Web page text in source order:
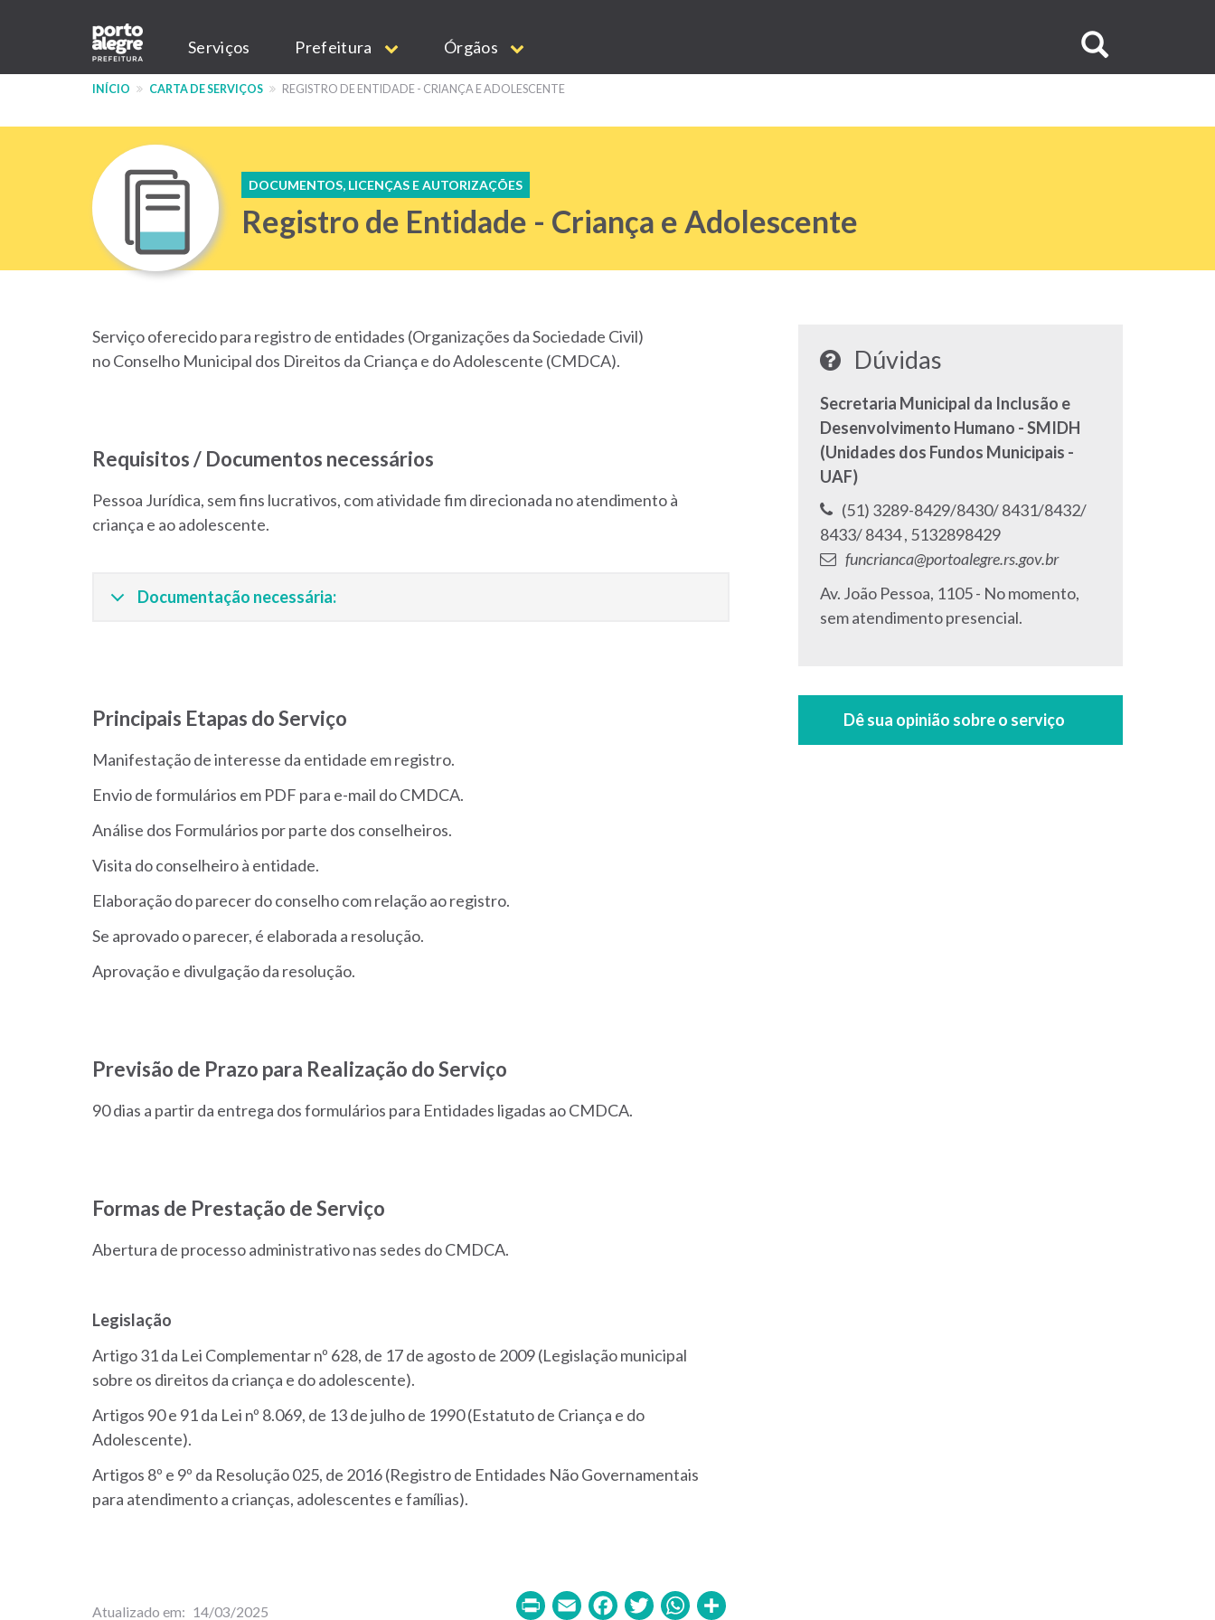
conteúdo
Main
navigation
Serviços Prefeitura Órgãos
no
site
INÍCIO CARTA DE SERVIÇOS REGISTRO DE ENTIDADE - CRIANÇA E ADOLESCENTE
DOCUMENTOS, LICENÇAS E AUTORIZAÇÕES
Registro de Entidade - Criança e Adolescente
Serviço oferecido para registro de entidades (Organizações da Sociedade Civil)
no Conselho Municipal dos Direitos da Criança e do Adolescente (CMDCA).
Requisitos / Documentos necessários
Pessoa Jurídica, sem fins lucrativos, com atividade fim direcionada no atendimento à
criança e ao adolescente.
Documentação necessária:
Principais Etapas do Serviço
Manifestação de interesse da entidade em registro.
Envio de formulários em PDF para e-mail do CMDCA.
Análise dos Formulários por parte dos conselheiros.
Visita do conselheiro à entidade.
Elaboração do parecer do conselho com relação ao registro.
Se aprovado o parecer, é elaborada a resolução.
Aprovação e divulgação da resolução.
Previsão de Prazo para Realização do Serviço
90 dias a partir da entrega dos formulários para Entidades ligadas ao CMDCA.
Formas de Prestação de Serviço
Abertura de processo administrativo nas sedes do CMDCA.
Legislação
Artigo 31 da Lei Complementar nº 628, de 17 de agosto de 2009 (Legislação municipal
sobre os direitos da criança e do adolescente).
Artigos 90 e 91 da Lei nº 8.069, de 13 de julho de 1990 (Estatuto de Criança e do
Adolescente).
Artigos 8º e 9º da Resolução 025, de 2016 (Registro de Entidades Não Governamentais
para atendimento a crianças, adolescentes e famílias).
PrintEmailFacebook
TwitterWhatsApp
Atualizado em 14/03/2025
Dúvidas
Secretaria Municipal da Inclusão e
Desenvolvimento Humano - SMIDH
(Unidades dos Fundos Municipais -
UAF)
Telefone:
(51) 3289-8429/8430/ 8431/8432/
8433/ 8434 , Telefone:
5132898429
E- funcrianca@portoalegre.rs.gov.br
Endereço:
Av. João Pessoa, 1105 - No momento,
sem atendimento presencial.